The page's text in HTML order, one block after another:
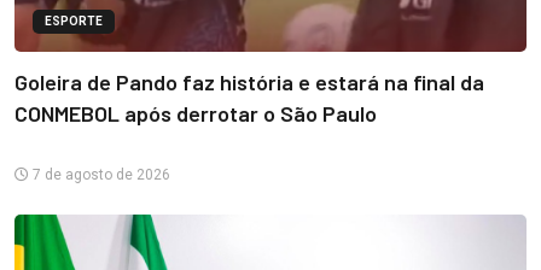
ESPORTE
Goleira de Pando faz história e estará na final da
CONMEBOL após derrotar o São Paulo
7 de agosto de 2026